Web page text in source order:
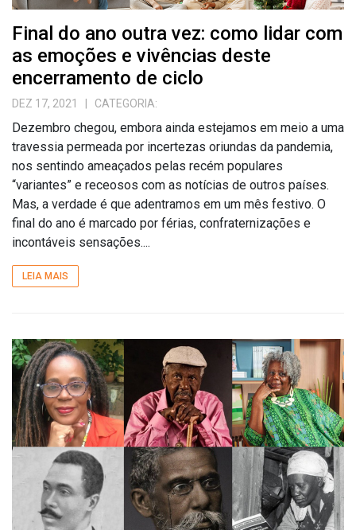
Final do ano outra vez: como lidar com
as emoções e vivências deste
encerramento de ciclo
DEZ 17, 2021 | CATEGORIA:
Dezembro chegou, embora ainda estejamos em meio a uma
travessia permeada por incertezas oriundas da pandemia,
nos sentindo ameaçados pelas recém populares
“variantes” e receosos com as notícias de outros países.
Mas, a verdade é que adentramos em um mês festivo. O
final do ano é marcado por férias, confraternizações e
incontáveis sensações....
LEIA MAIS